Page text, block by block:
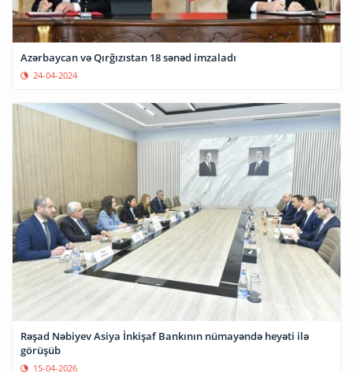
Azərbaycan və Qırğızıstan 18 sənəd imzaladı
24-04-2024
Rəşad Nəbiyev Asiya İnkişaf Bankının nümayəndə heyəti ilə
görüşüb
15-04-2026